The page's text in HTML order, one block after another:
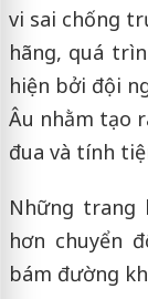
vi sai chống
hãng, quá
hiện bởi đội
Âu nhằm tạo
đua và tính
Những
hơn chuyển
bám đường